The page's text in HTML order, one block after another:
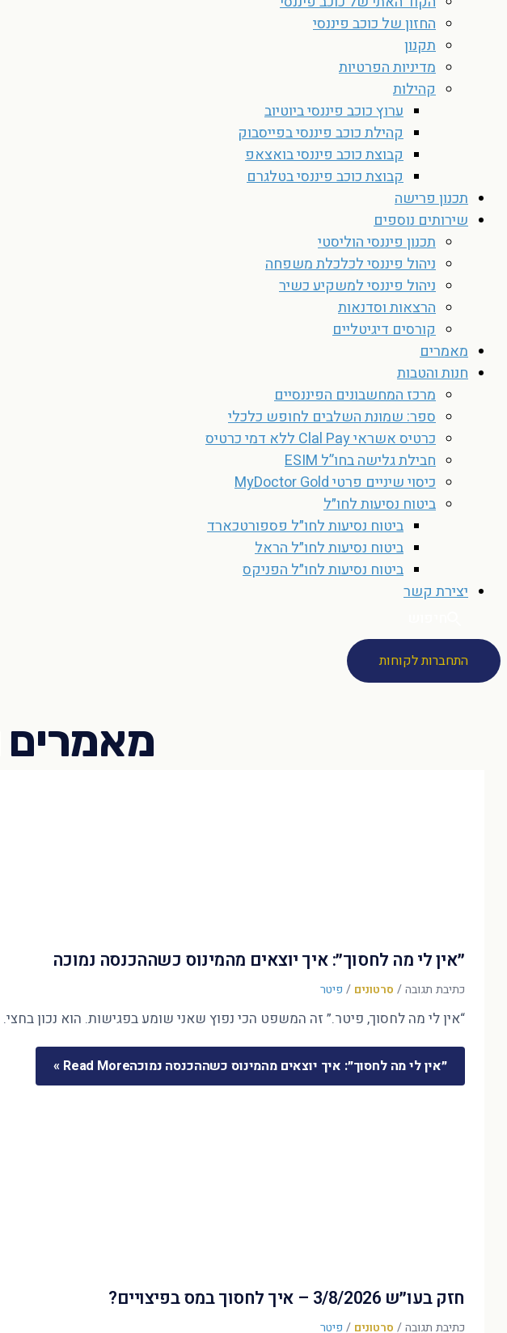
החזון של כוכב פיננסי
תקנון
מדיניות הפרטיות
קהילות
ערוץ כוכב פיננסי ביוטיוב
קהילת כוכב פיננסי בפייסבוק
קבוצת כוכב פיננסי בואצאפ
קבוצת כוכב פיננסי בטלגרם
תכנון פרישה
שירותים נוספים
תכנון פיננסי הוליסטי
ניהול פיננסי לכלכלת משפחה
ניהול פיננסי למשקיע כשיר
הרצאות וסדנאות
קורסים דיגיטליים
מאמרים
חנות והטבות
מרכז המחשבונים הפיננסיים
ספר: שמונת השלבים לחופש כלכלי
כרטיס אשראי Clal Pay ללא דמי כרטיס
חבילת גלישה בחו”ל ESIM
כיסוי שיניים פרטי MyDoctor Gold
ביטוח נסיעות לחו״ל
ביטוח נסיעות לחו״ל פספורטכארד
ביטוח נסיעות לחו״ל הראל
ביטוח נסיעות לחו״ל הפניקס
יצירת קשר
התחברות לקוחות
״אין לי מה לחסוך״: איך יוצאים מהמינוס כשההכנסה נמוכה
כתיבת תגובה/ סרטונים / פיטר
“אין לי מה לחסוך, פיטר.” זה המשפט הכי נפוץ שאני שומע בפגישות. הוא נכון
״אין לי מה לחסוך״: איך יוצאים מהמינוס כשההכנסה נמוכהRead More »
חזק בעו״ש 3/8/2026 – איך לחסוך במס בפיצויים?
כתיבת תגובה/ סרטונים / פיטר